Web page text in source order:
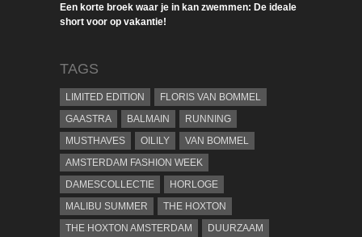
Een korte broek waar je in kan zwemmen: De ideale
short voor op vakantie!
TAGS
LIMITED EDITION
FLORIS VAN BOMMEL
GAASTRA
BALMAIN
RUNNING
MUSTHAVES
OILILY
VAN BOMMEL
AMSTERDAM FASHION WEEK
DAMESCOLLECTIE
HORLOGE
MALIBU SUMMER
THE HOXTON
THE HOXTON AMSTERDAM
DUURZAAM